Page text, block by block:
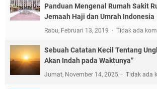
Panduan Mengenal Rumah Sakit
Jemaah Haji dan Umrah Indonesia
Rabu, Februari 13, 2019 Tidak ada
Sebuah Catatan Kecil Tentang
Akan Indah pada Waktunya”
Jumat, November 14, 2025 Tidak ada